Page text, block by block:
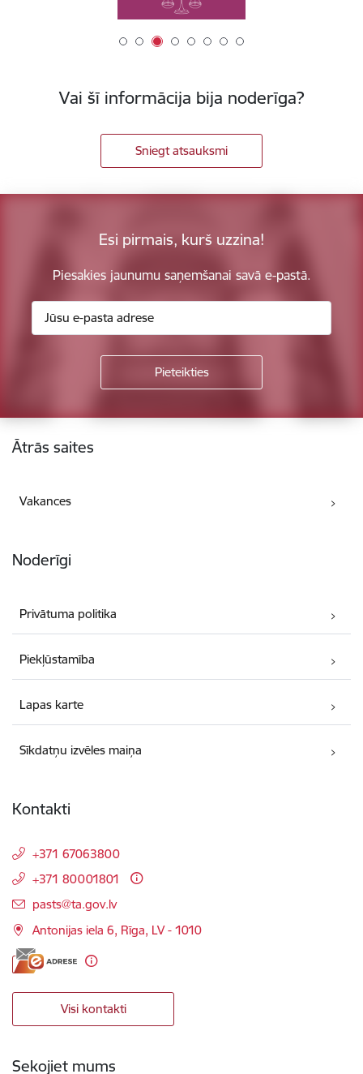
Vai šī informācija bija noderīga?
Sniegt atsauksmi
Esi pirmais, kurš uzzina!
Piesakies jaunumu saņemšanai savā e-pastā.
Kājene
Ātrās saites
Vakances
Noderīgi
Privātuma politika
Piekļūstamība
Lapas karte
Sīkdatņu izvēles maiņa
Kontakti
+371 67063800
+371 80001801
E-pasts:
pasts@ta.gov.lv
Antonijas iela 6, Rīga, LV - 1010
Visi kontakti
Sekojiet mums